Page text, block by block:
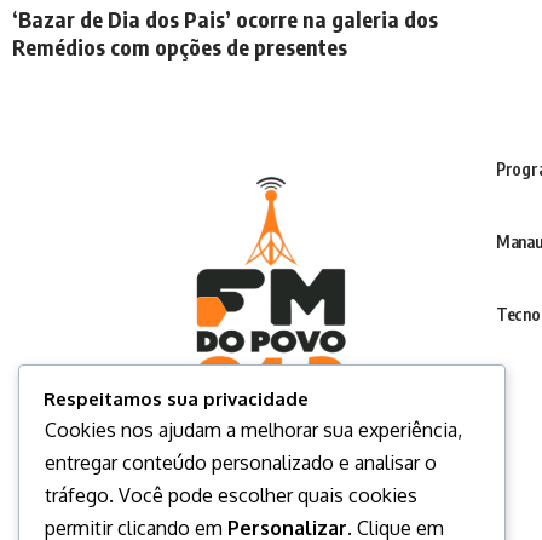
‘Bazar de Dia dos Pais’ ocorre na galeria dos
Remédios com opções de presentes
Respeitamos sua privacidade
Cookies nos ajudam a melhorar sua experiência,
entregar conteúdo personalizado e analisar o
tráfego. Você pode escolher quais cookies
permitir clicando em Personalizar. Clique em